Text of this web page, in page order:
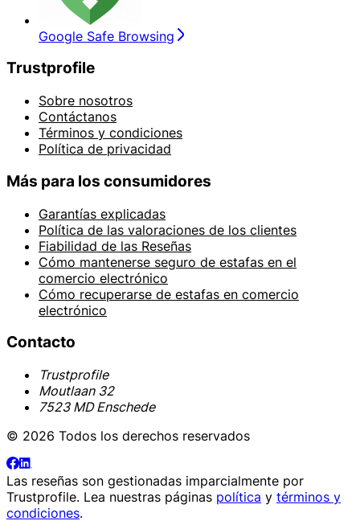
Google Safe Browsing
Trustprofile
Sobre nosotros
Contáctanos
Términos y condiciones
Política de privacidad
Más para los consumidores
Garantías explicadas
Política de las valoraciones de los clientes
Fiabilidad de las Reseñas
Cómo mantenerse seguro de estafas en el
comercio electrónico
Cómo recuperarse de estafas en comercio
electrónico
Contacto
Trustprofile
Moutlaan 32
7523 MD Enschede
© 2026 Todos los derechos reservados
Las reseñas son gestionadas imparcialmente por
Trustprofile. Lea nuestras páginas política y términos y
condiciones.